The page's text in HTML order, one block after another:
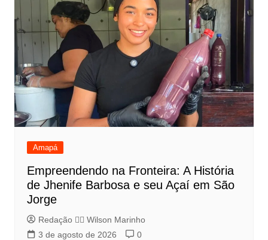
Amapá
Empreendendo na Fronteira: A História
de Jhenife Barbosa e seu Açaí em São
Jorge
Redação 👨‍⚖️​ Wilson Marinho
3 de agosto de 2026
0